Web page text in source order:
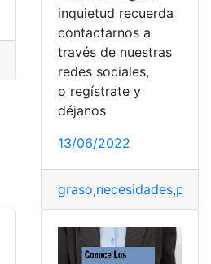
organización Práctico,zapatos
inquietud recuerda
contactarnos a
través de nuestras
redes sociales,
o regístrate y
déjanos
13/06/2022
graso,necesidades,